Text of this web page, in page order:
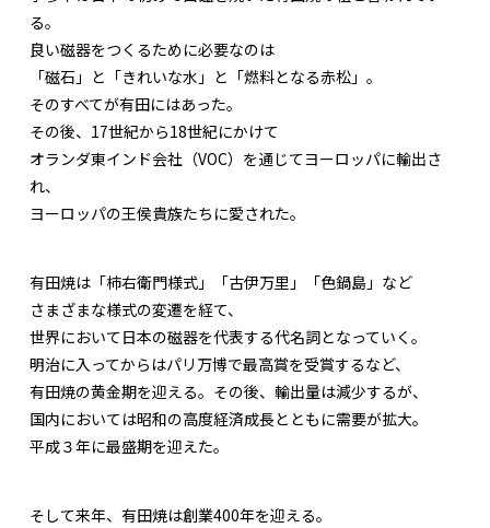
る。
良い磁器をつくるために必要なのは
「磁石」と「きれいな水」と「燃料となる赤松」。
そのすべてが有田にはあった。
その後、17世紀から18世紀にかけて
オランダ東インド会社（VOC）を通じてヨーロッパに輸出さ
れ、
ヨーロッパの王侯貴族たちに愛された。
有田焼は「柿右衛門様式」「古伊万里」「色鍋島」など
さまざまな様式の変遷を経て、
世界において日本の磁器を代表する代名詞となっていく。
明治に入ってからはパリ万博で最高賞を受賞するなど、
有田焼の黄金期を迎える。その後、輸出量は減少するが、
国内においては昭和の高度経済成長とともに需要が拡大。
平成３年に最盛期を迎えた。
そして来年、有田焼は創業400年を迎える。